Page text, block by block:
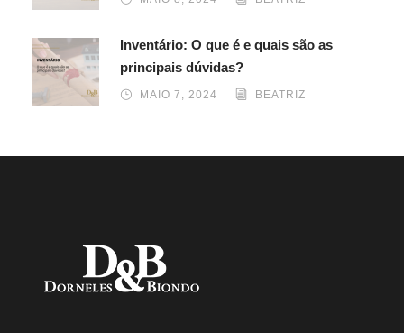
Inventário: O que é e quais são as
principais dúvidas?
MAIO 7, 2024 BEATRIZ